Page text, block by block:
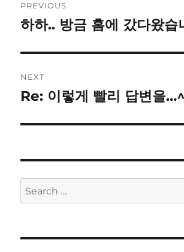
navigation
PREVIOUS
Previous
하하.. 방금 홈에 갔다왔
NEXT
Next
Re: 이렇게 빨리 답변을
Search
for: